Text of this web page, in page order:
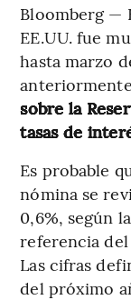
Bloomberg —
EE.UU. fue
hasta marzo
sobre la
tasas de
Es probable
nómina se
0,6%, según
referencia
Las cifras
del próximo